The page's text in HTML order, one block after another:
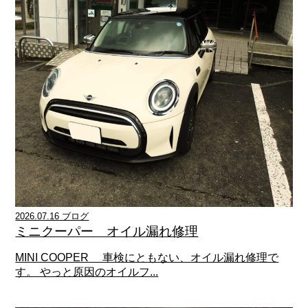
2026.07.16 ブログ
ミニクーパー オイル漏れ修理
MINI COOPER 車検にともない、オイル漏れ修理で
す。 やっと原因のオイルフ...